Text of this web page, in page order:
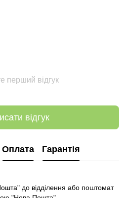
перший відгук
відгук
Оплата Гарантія
до відділення або поштомат